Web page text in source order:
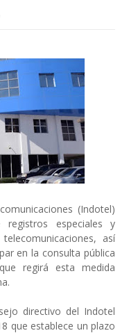
(Indotel)
especiales y
así
en la consulta pública
regirá esta medida
directivo del Indotel
que establece un plazo